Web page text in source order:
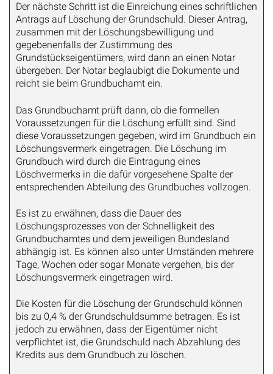
Der nächste Schritt ist die Einreichung eines schriftlichen
Antrags auf Löschung der Grundschuld. Dieser Antrag,
zusammen mit der Löschungsbewilligung und
gegebenenfalls der Zustimmung des
Grundstückseigentümers, wird dann an einen Notar
übergeben. Der Notar beglaubigt die Dokumente und
reicht sie beim Grundbuchamt ein.
Das Grundbuchamt prüft dann, ob die formellen
Voraussetzungen für die Löschung erfüllt sind. Sind
diese Voraussetzungen gegeben, wird im Grundbuch ein
Löschungsvermerk eingetragen. Die Löschung im
Grundbuch wird durch die Eintragung eines
Löschvermerks in die dafür vorgesehene Spalte der
entsprechenden Abteilung des Grundbuches vollzogen.
Es ist zu erwähnen, dass die Dauer des
Löschungsprozesses von der Schnelligkeit des
Grundbuchamtes und dem jeweiligen Bundesland
abhängig ist. Es können also unter Umständen mehrere
Tage, Wochen oder sogar Monate vergehen, bis der
Löschungsvermerk eingetragen wird.
Die Kosten für die Löschung der Grundschuld können
bis zu 0,4 % der Grundschuldsumme betragen. Es ist
jedoch zu erwähnen, dass der Eigentümer nicht
verpflichtet ist, die Grundschuld nach Abzahlung des
Kredits aus dem Grundbuch zu löschen.